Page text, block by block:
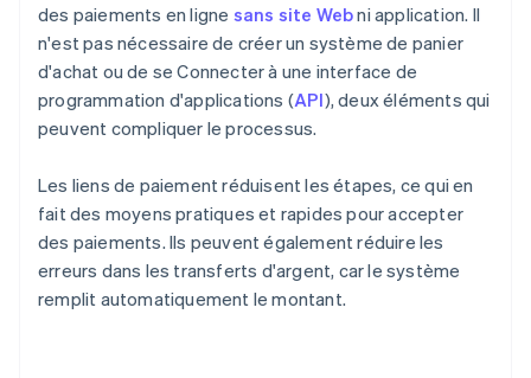
des paiements en ligne sans site Webni application. Il
n'est pas nécessaire de créer un système de panier
d'achat ou de se Connecter à une interface de
programmation d'applications (API), deux éléments qui
peuvent compliquer le processus.
Les liens de paiement réduisent les étapes, ce qui en
fait des moyens pratiques et rapides pour accepter
des paiements. Ils peuvent également réduire les
erreurs dans les transferts d'argent, car le système
remplit automatiquement le montant.